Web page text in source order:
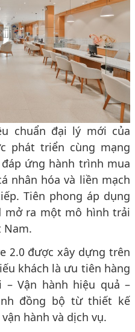
chuẩn đại lý mới của
phát triển cùng mạng
ứng hành trình mua
nhân hóa và liền mạch
Tiên phong áp dụng
mở ra một mô hình trải
Nam.
2.0 được xây dựng trên
khách là ưu tiên hàng
Vận hành hiệu quả –
đồng bộ từ thiết kế
hành và dịch vụ.